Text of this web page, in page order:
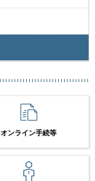
オンライン手続等